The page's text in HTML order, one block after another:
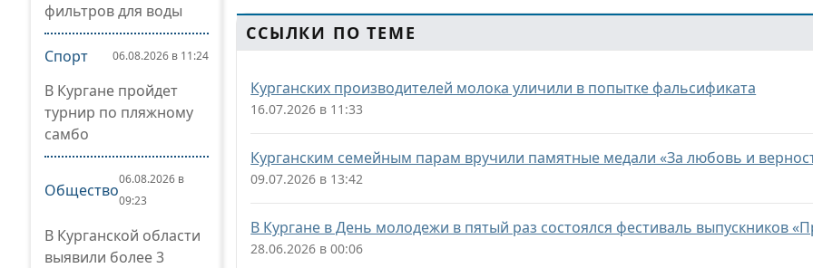
фильтров для воды
Спорт 06.08.2026 в 11:24
В Кургане пройдет
турнир по пляжному
самбо
Общество
06.08.2026 в
09:23
В Курганской области
выявили более 3
ССЫЛКИ ПО ТЕМЕ
Курганских производителей молока уличили в попытке фальсификата
16.07.2026 в 11:33
Курганским семейным парам вручили памятные медали «За любовь и
09.07.2026 в 13:42
В Кургане в День молодежи в пятый раз состоялся фестиваль выпускников
28.06.2026 в 00:06